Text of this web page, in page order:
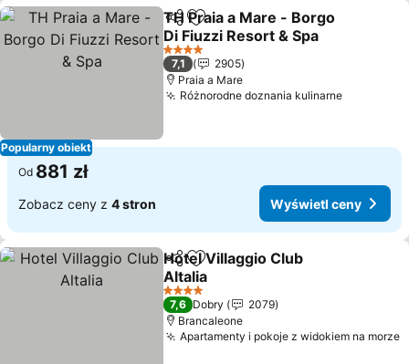
Popularny obiekt
Udostępnij
Dodaj do ulubionych
TH Praia a Mare - Borgo
Di Fiuzzi Resort & Spa
4 Kategoria
7,1
2905
Praia a Mare
Różnorodne doznania kulinarne
Od 881 zł
Zobacz ceny z 4 stron Wyświetl ceny
Udostępnij
Dodaj do ulubionych
Hotel Villaggio Club
Altalia
4 Kategoria
7,6 Dobry
2079
Brancaleone
Apartamenty i pokoje z widokiem na morze